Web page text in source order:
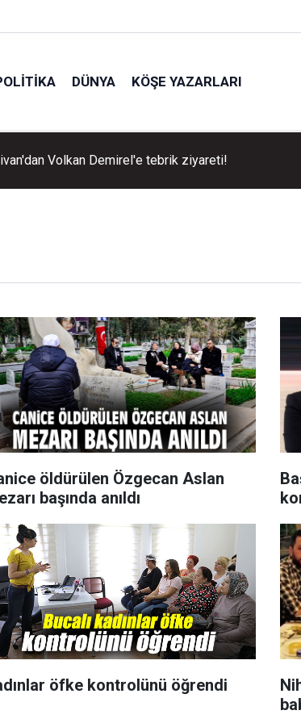
DÜNYA KÖŞE YAZARLARI
Volkan Demirel'e tebrik ziyareti!
öldürülen Özgecan Aslan
başında anıldı
öfke kontrolünü öğrendi